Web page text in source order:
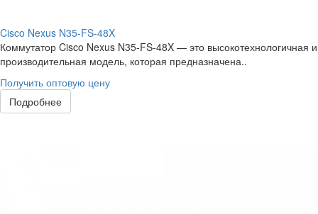
Cisco Nexus N35-FS-48X
Коммутатор Cisco Nexus N35-FS-48X — это высокотехнологичная и
производительная модель, которая предназначена..
Получить оптовую цену
Подробнее